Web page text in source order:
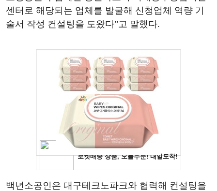
센터로 해당되는 업체를 발굴해 신청업체 역량 기
술서 작성 컨설팅을 도왔다”고 말했다.
백년소공인은 대구테크노파크와 협력해 컨설팅을